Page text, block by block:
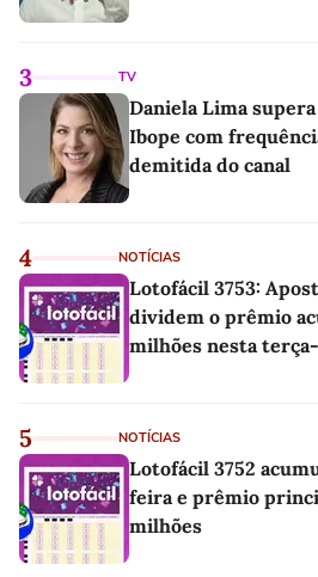
3 TV
Daniela Lima
Ibope com
demitida do canal
4 NOTÍCIAS
Lotofácil 3753:
dividem o prêmio
milhões nesta
5 NOTÍCIAS
Lotofácil 3752
feira e prêmio
milhões